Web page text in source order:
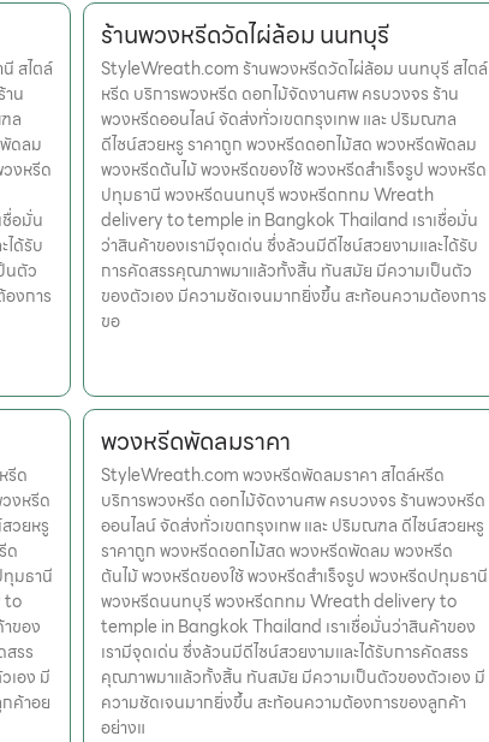
สไตล์
น
ล
ดลม
งหรีด
อมั่น
ได้รับ
นตัว
งการ
ร้านพวงหรีดวัดไผ่ล้อม นนทบุรี
StyleWreath.com ร้านพวงหรีดวัดไผ่ล้อม นนทบุรี สไตล์
หรีด บริการพวงหรีด ดอกไม้จัดงานศพ ครบวงจร ร้าน
พวงหรีดออนไลน์ จัดส่งทั่วเขตกรุงเทพ และ ปริมณฑล
ดีไซน์สวยหรู ราคาถูก พวงหรีดดอกไม้สด พวงหรีดพัดลม
พวงหรีดต้นไม้ พวงหรีดของใช้ พวงหรีดสำเร็จรูป พวงหรีด
ปทุมธานี พวงหรีดนนทบุรี พวงหรีดกทม Wreath
delivery to temple in Bangkok Thailand เราเชื่อมั่น
ว่าสินค้าของเรามีจุดเด่น ซึ่งล้วนมีดีไซน์สวยงามและได้รับ
การคัดสรรคุณภาพมาแล้วทั้งสิ้น ทันสมัย มีความเป็นตัว
ของตัวเอง มีความชัดเจนมากยิ่งขึ้น สะท้อนความต้องการ
ขอ
รีด
งหรีด
วยหรู
ด
ทุมธานี
to
ของ
สรร
เอง มี
ค้าอย
พวงหรีดพัดลมราคา
StyleWreath.com พวงหรีดพัดลมราคา สไตล์หรีด
บริการพวงหรีด ดอกไม้จัดงานศพ ครบวงจร ร้านพวงหรีด
ออนไลน์ จัดส่งทั่วเขตกรุงเทพ และ ปริมณฑล ดีไซน์สวยหรู
ราคาถูก พวงหรีดดอกไม้สด พวงหรีดพัดลม พวงหรีด
ต้นไม้ พวงหรีดของใช้ พวงหรีดสำเร็จรูป พวงหรีดปทุมธานี
พวงหรีดนนทบุรี พวงหรีดกทม Wreath delivery to
temple in Bangkok Thailand เราเชื่อมั่นว่าสินค้าของ
เรามีจุดเด่น ซึ่งล้วนมีดีไซน์สวยงามและได้รับการคัดสรร
คุณภาพมาแล้วทั้งสิ้น ทันสมัย มีความเป็นตัวของตัวเอง มี
ความชัดเจนมากยิ่งขึ้น สะท้อนความต้องการของลูกค้า
อย่างแ